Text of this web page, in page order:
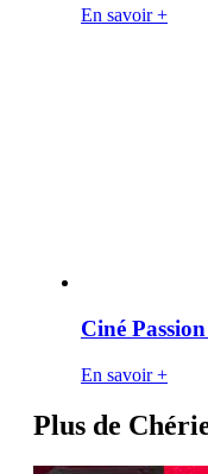
En savoir +
Ciné
En savoir +
Plus de